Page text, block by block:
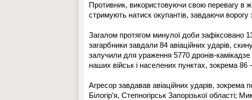
Противник, використовуючи свою перевагу в
стримують натиск окупантів, завдаючи ворогу
Загалом протягом минулої доби зафіксовано
загарбники завдали 84 авіаційних ударів,
залучили для ураження 5770 дронів-камікадзе
наших військ і населених пунктах, зокрема 86
Агресор завдавав авіаційних ударів, зокрема
Білогір’я, Степногірськ Запорізької області;